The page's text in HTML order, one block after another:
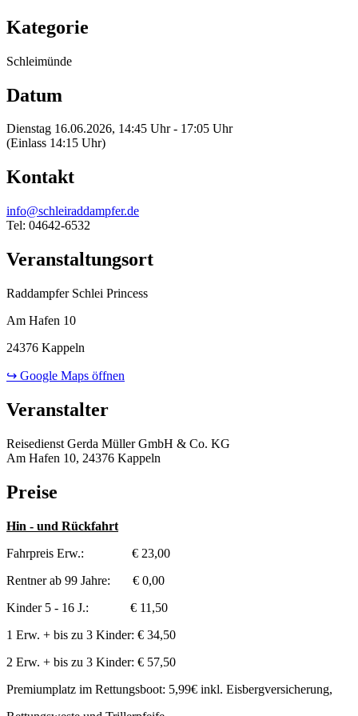
Kategorie
Schleimünde
Datum
Dienstag 16.06.2026, 14:45 Uhr - 17:05 Uhr
(Einlass 14:15 Uhr)
Kontakt
info@schleiraddampfer.de
Tel: 04642-6532
Veranstaltungsort
Raddampfer Schlei Princess
Am Hafen 10
24376 Kappeln
↪ Google Maps öffnen
Veranstalter
Reisedienst Gerda Müller GmbH & Co. KG
Am Hafen 10, 24376 Kappeln
Preise
Hin - und Rückfahrt
Fahrpreis Erw.: € 23,00
Rentner ab 99 Jahre: € 0,00
Kinder 5 - 16 J.: € 11,50
1 Erw. + bis zu 3 Kinder: € 34,50
2 Erw. + bis zu 3 Kinder: € 57,50
Premiumplatz im Rettungsboot: 5,99€ inkl. Eisbergversicherung,